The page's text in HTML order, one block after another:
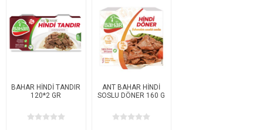
BAHAR HİNDİ TANDIR
120*2 GR
ANT BAHAR HİNDİ
SOSLU DÖNER 160 G